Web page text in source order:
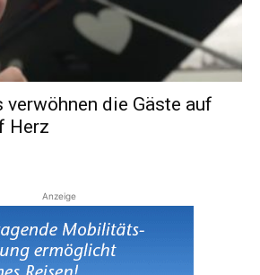
verwöhnen die Gäste auf
Herz
Anzeige